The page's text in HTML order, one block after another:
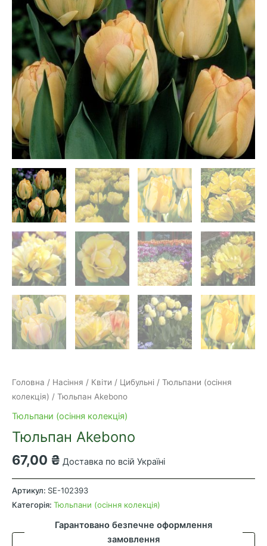
Головна / Насіння / Квіти / Цибульні / Тюльпани (осіння
колекція) / Тюльпан Akebono
Тюльпани (осіння колекція)
Тюльпан Akebono
67,00 ₴ Доставка по всій Україні
Тюльпан
Akebono
кількість
Артикул: SE-102393
Категорія: Тюльпани (осіння колекція)
Гарантовано безпечне оформлення
замовлення